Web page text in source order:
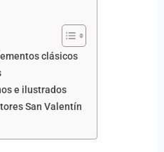
clásicos
e ilustrados
San Valentín